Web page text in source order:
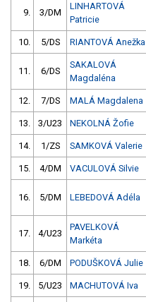
9. 3/DM
LINHARTOVÁ
Patricie
10. 5/DS RIANTOVÁ Anežka
11. 6/DS
SAKALOVÁ
Magdaléna
12. 7/DS MALÁ Magdalena
13. 3/U23 NEKOLNÁ Žofie
14. 1/ZS SAMKOVÁ Valerie
15. 4/DM VACULOVÁ Silvie
16. 5/DM LEBEDOVÁ Adéla
17. 4/U23
PAVELKOVÁ
Markéta
18. 6/DM PODUŠKOVÁ Julie
19. 5/U23 MACHUTOVÁ Iva